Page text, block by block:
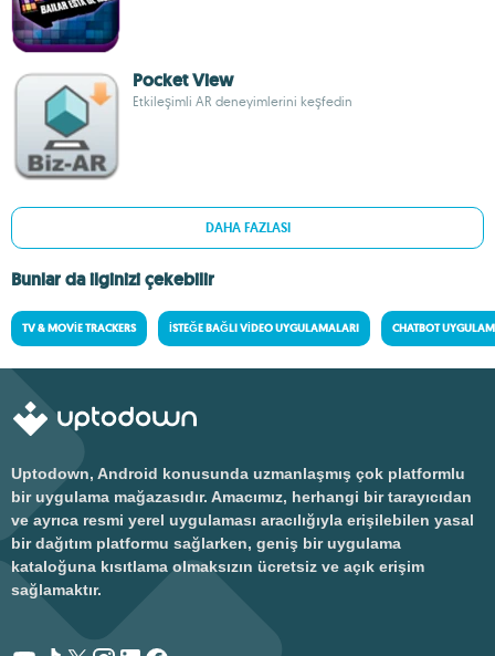
Pocket View
Etkileşimli AR deneyimlerini keşfedin
DAHA FAZLASI
Bunlar da ilginizi çekebilir
TV & MOVIE TRACKERS İSTEĞE BAĞLI VIDEO UYGULAMALARI CHATBOT
Uptodown, Android konusunda uzmanlaşmış çok platformlu
bir uygulama mağazasıdır. Amacımız, herhangi bir tarayıcıdan
ve ayrıca resmi yerel uygulaması aracılığıyla erişilebilen yasal
bir dağıtım platformu sağlarken, geniş bir uygulama
kataloğuna kısıtlama olmaksızın ücretsiz ve açık erişim
sağlamaktır.